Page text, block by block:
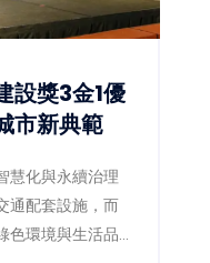
設獎3金1優
市新典範
慧化與永續治理
通配套設施，而
色環境與生活品